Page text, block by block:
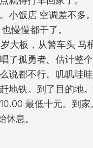
小饭店 空调差不多
慢慢都干了。
大板，从警车头 马
了孤勇者。估计整
说都不行。叽叽哇
地铁。到了目的地
最低十元。到家
息。